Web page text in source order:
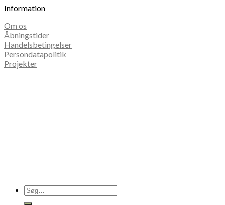
Information
Om os
Åbningstider
Handelsbetingelser
Persondatapolitik
Projekter
Søg
efter: